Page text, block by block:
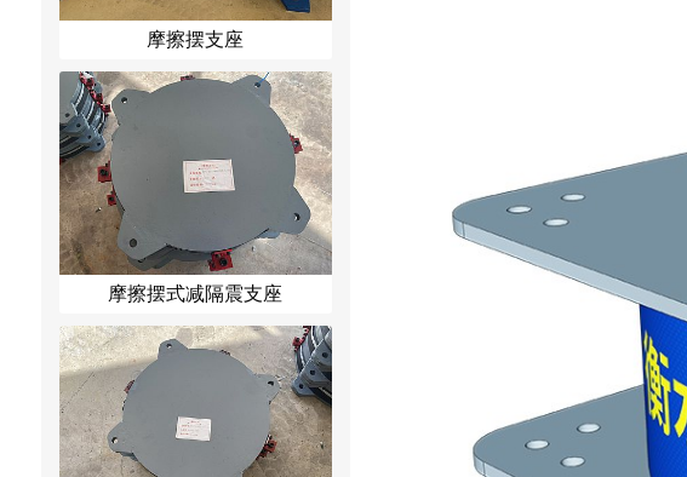
摩擦摆支座
摩擦摆式减隔震支座